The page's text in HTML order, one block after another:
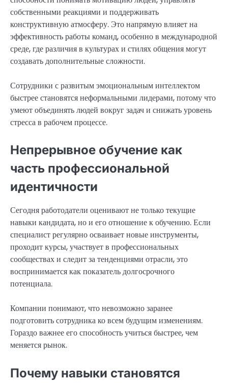
собственными реакциями и поддерживать
конструктивную атмосферу. Это напрямую влияет на
эффективность работы команд, особенно в международной
среде, где различия в культурах и стилях общения могут
создавать дополнительные сложности.
Сотрудники с развитым эмоциональным интеллектом
быстрее становятся неформальными лидерами, потому что
умеют объединять людей вокруг задач и снижать уровень
стресса в рабочем процессе.
Непрерывное обучение как
часть профессиональной
идентичности
Сегодня работодатели оценивают не только текущие
навыки кандидата, но и его отношение к обучению. Если
специалист регулярно осваивает новые инструменты,
проходит курсы, участвует в профессиональных
сообществах и следит за тенденциями отрасли, это
воспринимается как показатель долгосрочного
потенциала.
Компании понимают, что невозможно заранее
подготовить сотрудника ко всем будущим изменениям.
Гораздо важнее его способность учиться быстрее, чем
меняется рынок.
Почему навыки становятся